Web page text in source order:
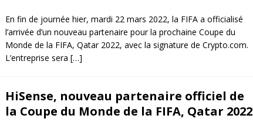
En fin de journée hier, mardi 22 mars 2022, la FIFA a officialisé
l’arrivée d’un nouveau partenaire pour la prochaine Coupe du
Monde de la FIFA, Qatar 2022, avec la signature de Crypto.com.
L’entreprise sera […]
HiSense, nouveau partenaire officiel de
la Coupe du Monde de la FIFA, Qatar 2022